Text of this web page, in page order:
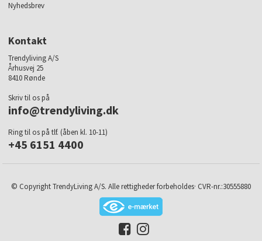
Nyhedsbrev
Kontakt
Trendyliving A/S
Århusvej 25
8410 Rønde
Skriv til os på
info@trendyliving.dk
Ring til os på tlf. (åben kl. 10-11)
+45 6151 4400
© Copyright TrendyLiving A/S. Alle rettigheder forbeholdes· CVR-nr.:30555880